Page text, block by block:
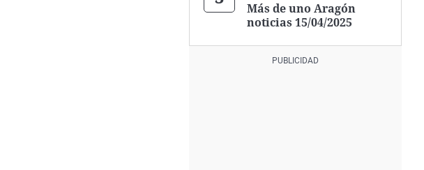
Más de uno Aragón
noticias 15/04/2025